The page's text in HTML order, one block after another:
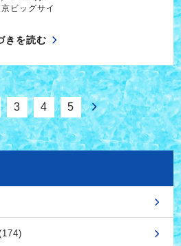
ビッグサイ
きを読む
3 4 5